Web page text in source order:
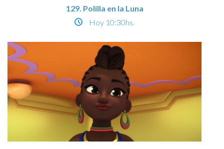
129. Polilla en la Luna
Hoy 10:30hs.